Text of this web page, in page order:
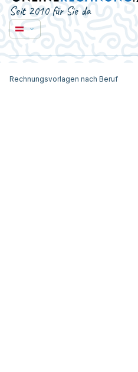
Seit 2010 für Sie da
Rechnungsvorlagen nach Beruf